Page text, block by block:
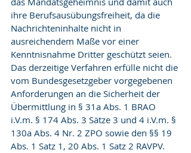
ihre Berufsausübungsfreiheit, da die
Nachrichteninhalte nicht in
ausreichendem Maße vor einer
Kenntnisnahme Dritter geschützt seien.
Das derzeitige Verfahren erfülle nicht die
vom Bundesgesetzgeber vorgegebenen
Anforderungen an die Sicherheit der
Übermittlung in § 31a Abs. 1 BRAO
i.V.m. § 174 Abs. 3 Sätze 3 und 4 i.V.m. §
130a Abs. 4 Nr. 2 ZPO sowie den §§ 19
Abs. 1 Satz 1, 20 Abs. 1 Satz 2 RAVPV.